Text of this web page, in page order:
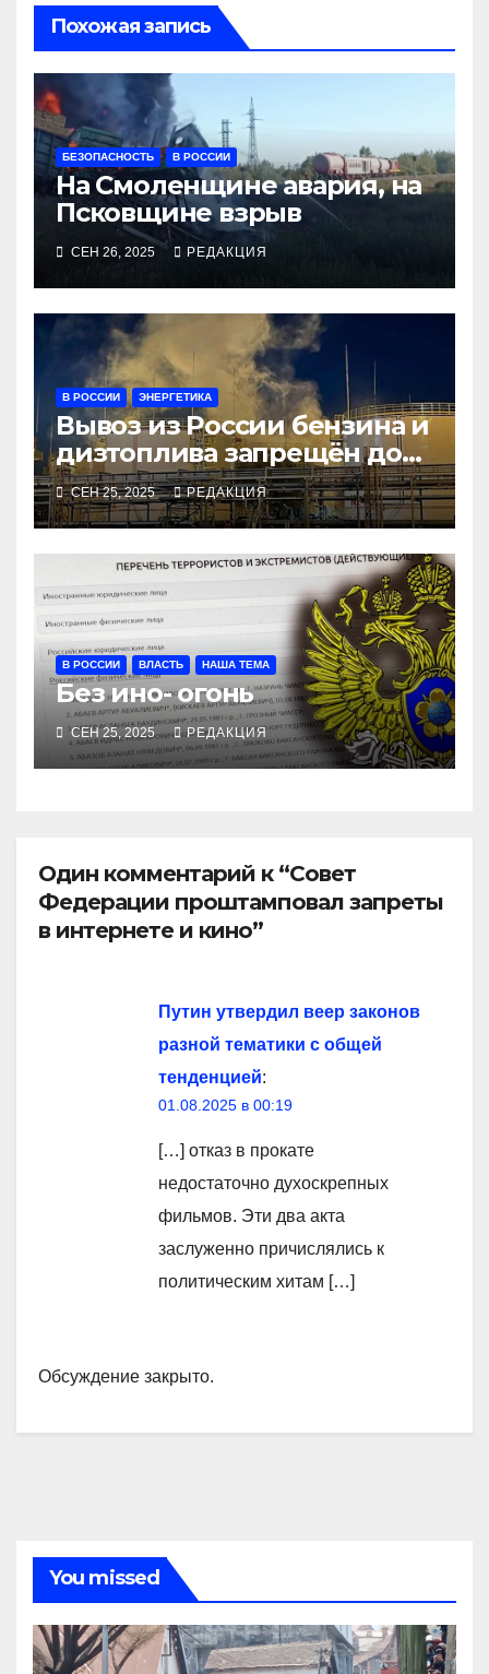
Похожая запись
БЕЗОПАСНОСТЬ В РОССИИ
На Смоленщине авария, на
Псковщине взрыв
СЕН 26, 2025 РЕДАКЦИЯ
В РОССИИ ЭНЕРГЕТИКА
Вывоз из России бензина и
дизтоплива запрещён до
конца года
СЕН 25, 2025 РЕДАКЦИЯ
В РОССИИ ВЛАСТЬ НАША ТЕМА
Без ино- огонь
СЕН 25, 2025 РЕДАКЦИЯ
Один комментарий к “Совет
Федерации проштамповал запреты
в интернете и кино”
Путин утвердил веер законов
разной тематики с общей
тенденцией:
01.08.2025 в 00:19
[…] отказ в прокате
недостаточно духоскрепных
фильмов. Эти два акта
заслуженно причислялись к
политическим хитам […]
Обсуждение закрыто.
You missed